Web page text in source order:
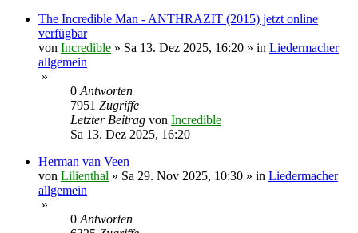
The Incredible Man - ANTHRAZIT (2015) jetzt online
verfügbar
von Incredible » Sa 13. Dez 2025, 16:20 » in Liedermacher
allgemein
»
0Antworten
7951 Zugriffe
Letzter Beitrag von Incredible
Sa 13. Dez 2025, 16:20
Herman van Veen
von Lilienthal » Sa 29. Nov 2025, 10:30 » in Liedermacher
allgemein
»
0Antworten